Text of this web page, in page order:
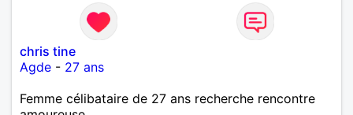
chris tine
Agde - 27 ans
Femme célibataire de 27 ans recherche rencontre